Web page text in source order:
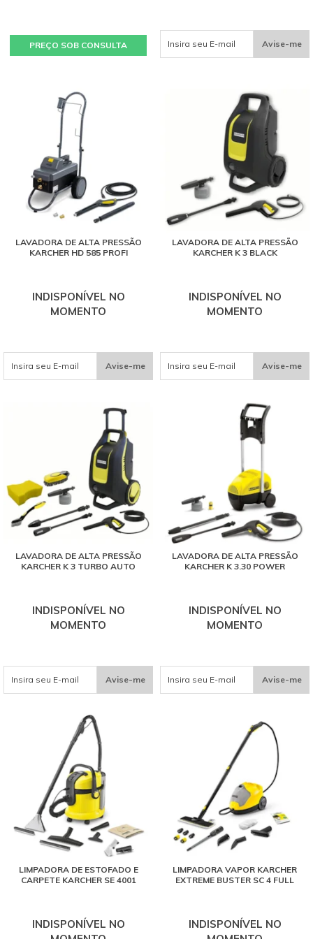
PREÇO SOB CONSULTA Avise-me
LAVADORA DE ALTA PRESSÃO
KARCHER HD 585 PROFI
INDISPONÍVEL NO
MOMENTO
Avise-me
LAVADORA DE ALTA PRESSÃO
KARCHER K 3 BLACK
INDISPONÍVEL NO
MOMENTO
Avise-me
LAVADORA DE ALTA PRESSÃO
KARCHER K 3 TURBO AUTO
INDISPONÍVEL NO
MOMENTO
Avise-me
LAVADORA DE ALTA PRESSÃO
KARCHER K 3.30 POWER
INDISPONÍVEL NO
MOMENTO
Avise-me
LIMPADORA DE ESTOFADO E
CARPETE KARCHER SE 4001
INDISPONÍVEL NO
LIMPADORA VAPOR KARCHER
EXTREME BUSTER SC 4 FULL
INDISPONÍVEL NO